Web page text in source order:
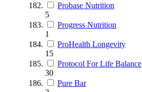
Probase Nutrition
5
Progress Nutrition
1
ProHealth Longevity
15
Protocol For Life Balance
30
Pure Bar